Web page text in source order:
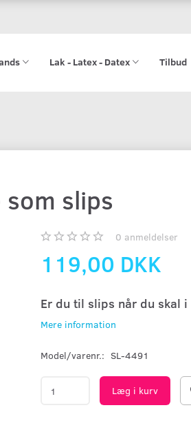
Lak - Latex - Datex Tilbud
slips
0 anmeldelser
119,00 DKK
Er du til slips når du skal i
Mere information
Model/varenr.: SL-4491
Læg i kurv